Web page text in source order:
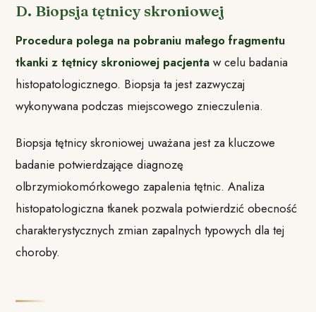
D. Biopsja tętnicy skroniowej
Procedura polega na pobraniu małego fragmentu
tkanki z tętnicy skroniowej pacjenta w celu badania
histopatologicznego. Biopsja ta jest zazwyczaj
wykonywana podczas miejscowego znieczulenia.
Biopsja tętnicy skroniowej uważana jest za kluczowe
badanie potwierdzające diagnozę
olbrzymiokomórkowego zapalenia tętnic. Analiza
histopatologiczna tkanek pozwala potwierdzić obecność
charakterystycznych zmian zapalnych typowych dla tej
choroby.